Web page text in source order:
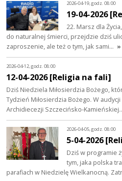
2026-04-19, godz. 08:00
19-04-2026
22. Marsz dla
do naturalnej śmierci, przejdzie dziś
zaproszenie, ale też o tym, jak sami…
2026-04-12, godz. 08:00
12-04-2026 [Religia na fali]
Dziś Niedziela Miłosierdzia Bożego,
Tydzień Miłosierdzia Bożego. W
Archidiecezji Szczecińsko-
2026-04-05, godz. 08:00
5-04-2026
Dziś w programie
tym, jaka polska
parafiach w Niedzielę Wielkanocną.